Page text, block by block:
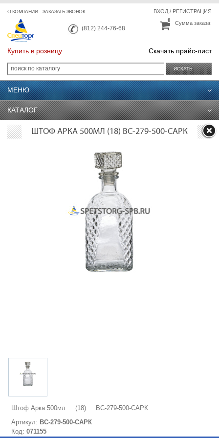
О КОМПАНИИ ЗАКАЗАТЬ ЗВОНОК
(812) 244-76-68
ВХОД/ РЕГИСТРАЦИЯ
Сумма заказа:
0
Купить в розницу Скачать прайс-лист
ИСКАТЬ
МЕНЮ
КАТАЛОГ
ШТОФ АРКА 500МЛ (18) ВС-279-500-САРК
Штоф Арка 500мл (18) ВС-279-500-САРК
Артикул: ВС-279-500-САРК
Код:071155